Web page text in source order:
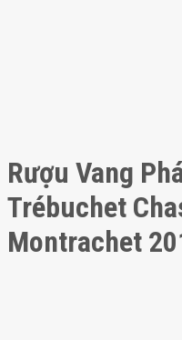
Rượu Vang
Trébuchet
Montrachet